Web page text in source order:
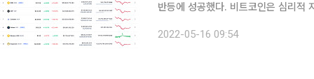
반등에 성공했다. 비트코인은 심리적 지지
1111.34달러에 거래됐다. 이더리움
2022-05-16 09:54